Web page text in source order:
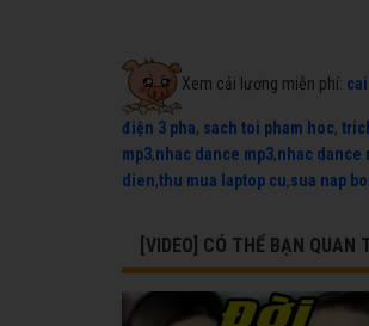
Xem cải lương miễn phí:
điện 3 pha, sach toi pham hoc,
mp3,nhac dance mp3,nhac dance
dien,thu mua laptop cu,sua nap
[VIDEO] CÓ THỂ BẠN QUAN